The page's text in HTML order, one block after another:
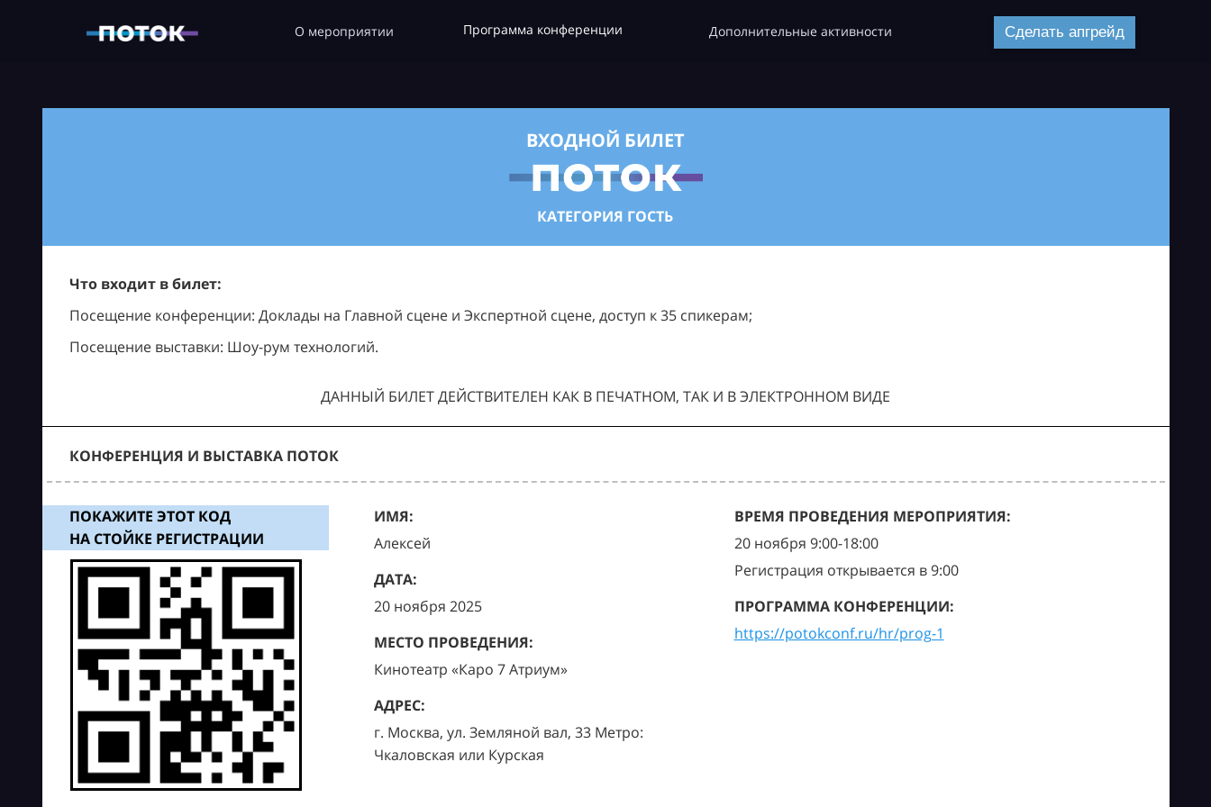
О мероприятии Программа конференции Дополнительные активности Сделать апгрейд
ВХОДНОЙ БИЛЕТ
КАТЕГОРИЯ ГОСТЬ
Что входит в билет:
Посещение конференции: Доклады на Главной сцене и Экспертной сцене, доступ к 35 спикерам;
Посещение выставки: Шоу-рум технологий.
ДАННЫЙ БИЛЕТ ДЕЙСТВИТЕЛЕН КАК В ПЕЧАТНОМ, ТАК И В ЭЛЕКТРОННОМ ВИДЕ
КОНФЕРЕНЦИЯ И ВЫСТАВКА ПОТОК
ПОКАЖИТЕ ЭТОТ КОД
НА СТОЙКЕ РЕГИСТРАЦИИ
ИМЯ:
Алексей
ДАТА:
20 ноября 2025
МЕСТО ПРОВЕДЕНИЯ:
Кинотеатр «Каро 7 Атриум»
АДРЕС:
г. Москва, ул. Земляной вал, 33 Метро:
Чкаловская или Курская
ВРЕМЯ ПРОВЕДЕНИЯ МЕРОПРИЯТИЯ:
20 ноября 9:00-18:00
Регистрация открывается в 9:00
ПРОГРАММА КОНФЕРЕНЦИИ:
https://potokconf.ru/hr/prog-1